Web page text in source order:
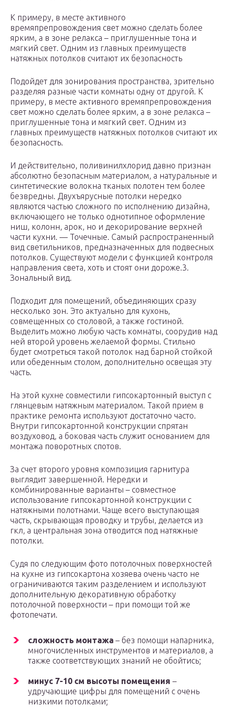
К примеру, в месте активного
времяпрепровождения свет можно сделать более
ярким, а в зоне релакса – приглушенные тона и
мягкий свет. Одним из главных преимуществ
натяжных потолков считают их безопасность
Подойдет для зонирования пространства, зрительно
разделяя разные части комнаты одну от другой. К
примеру, в месте активного времяпрепровождения
свет можно сделать более ярким, а в зоне релакса –
приглушенные тона и мягкий свет. Одним из
главных преимуществ натяжных потолков считают их
безопасность.
И действительно, поливинилхлорид давно признан
абсолютно безопасным материалом, а натуральные и
синтетические волокна тканых полотен тем более
безвредны. Двухъярусные потолки нередко
являются частью сложного по исполнению дизайна,
включающего не только однотипное оформление
ниш, колонн, арок, но и декорирование верхней
части кухни. — Точечные. Самый распространенный
вид светильников, предназначенных для подвесных
потолков. Существуют модели с функцией контроля
направления света, хоть и стоят они дороже.3.
Зональный вид.
Подходит для помещений, объединяющих сразу
несколько зон. Это актуально для кухонь,
совмещенных со столовой, а также гостиной.
Выделить можно любую часть комнаты, соорудив над
ней второй уровень желаемой формы. Стильно
будет смотреться такой потолок над барной стойкой
или обеденным столом, дополнительно освещая эту
часть.
На этой кухне совместили гипсокартонный выступ с
глянцевым натяжным материалом. Такой прием в
практике ремонта используют достаточно часто.
Внутри гипсокартонной конструкции спрятан
воздуховод, а боковая часть служит основанием для
монтажа поворотных спотов.
За счет второго уровня композиция гарнитура
выглядит завершенной. Нередки и
комбинированные варианты – совместное
использование гипсокартонной конструкции с
натяжными полотнами. Чаще всего выступающая
часть, скрывающая проводку и трубы, делается из
гкл, а центральная зона отводится под натяжные
потолки.
Судя по следующим фото потолочных поверхностей
на кухне из гипсокартона хозяева очень часто не
ограничиваются таким разделением и используют
дополнительную декоративную обработку
потолочной поверхности – при помощи той же
фотопечати.
сложность монтажа – без помощи напарника,
многочисленных инструментов и материалов, а
также соответствующих знаний не обойтись;
минус 7-10 см высоты помещения –
удручающие цифры для помещений с очень
низкими потолками;